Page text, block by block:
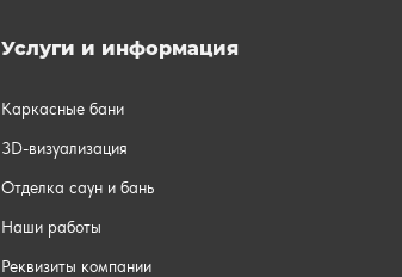
Услуги и информация
Каркасные бани
3D-визуализация
Отделка саун и бань
Наши работы
Реквизиты компании